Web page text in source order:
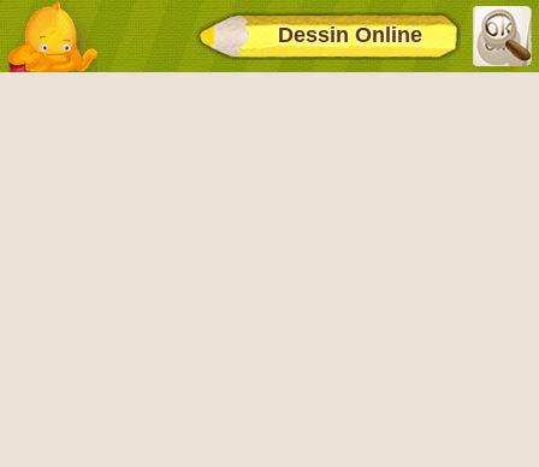
Dessin Online